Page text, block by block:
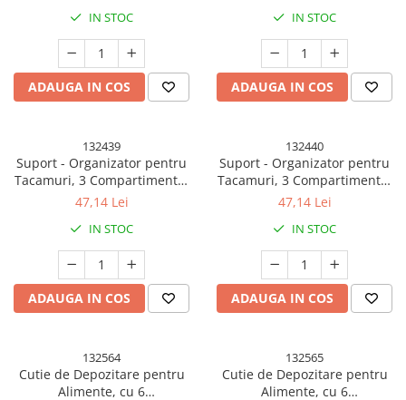
Adulti, Etansare, PP, Perfect
pentru Scoala si Birou, 1000
mL, 22x17.8x8 cm, Roz
IN STOC
ADAUGA IN COS
33 x 16 x 15 cm Verde
IN STOC
ADAUGA IN COS
132439
Suport - Organizator pentru
Tacamuri, 3 Compartimente,
Suport pentru Cosmetica,
33 x 16 x 15 cm Gri
47,14 Lei
IN STOC
ADAUGA IN COS
132440
Suport - Organizator pentru
Tacamuri, 3 Compartimente,
Suport pentru Cosmetica,
33 x 16 x 15 cm Alb
47,14 Lei
IN STOC
ADAUGA IN COS
132564
Cutie de Depozitare pentru
Alimente, cu 6
132565
Cutie de Depozitare pentru
Alimente, cu 6